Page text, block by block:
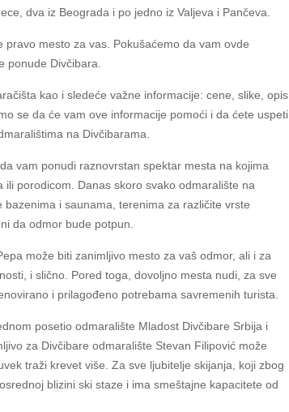
dva iz Beograda i po jedno iz Valjeva i Pančeva.
mesto za vas. Pokušaćemo da vam ovde
ponude Divčibara.
kao i sledeće važne informacije: cene, slike, opis
se da će vam ove informacije pomoći i da ćete uspeti
na Divčibarama.
vam ponudi raznovrstan spektar mesta na kojima
porodicom. Danas skoro svako odmaralište na
i saunama, terenima za različite vrste
da odmor bude potpun.
može biti zanimljivo mesto za vaš odmor, ali i za
i slično. Pored toga, dovoljno mesta nudi, za sve
i prilagođeno potrebama savremenih turista.
posetio odmaralište Mladost Divčibare Srbija i
za Divčibare odmaralište Stevan Filipović može
traži krevet više. Za sve ljubitelje skijanja, koji zbog
blizini ski staze i ima smeštajne kapacitete od